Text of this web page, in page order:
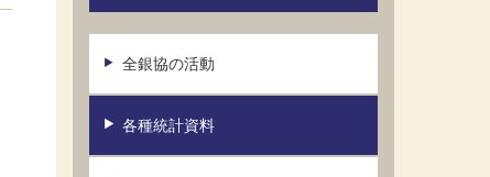
全銀協の活動
各種統計資料